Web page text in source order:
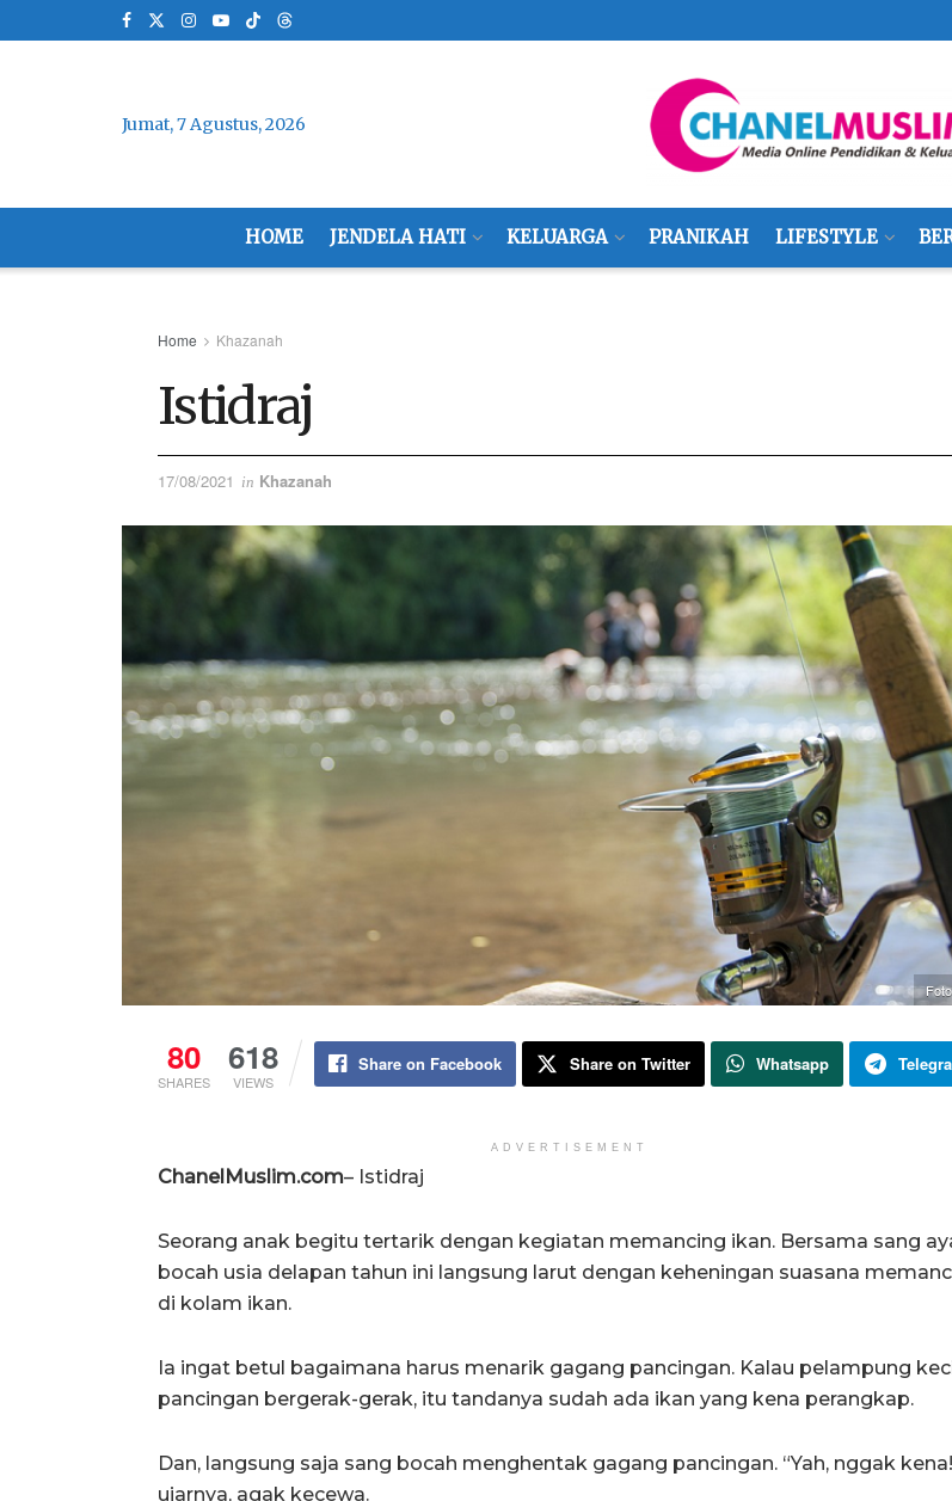
Jumat, 7 Agustus, 2026
HOME JENDELA HATI KELUARGA PRANIKAH LIFESTYLE
Home Khazanah
Istidraj
17/08/2021 in Khazanah
80
SHARES
618
VIEWS
Share on Facebook Share on Twitter Whatsapp
ADVERTISEMENT
ChanelMuslim.com– Istidraj
Seorang anak begitu tertarik dengan kegiatan memancing ikan. Bersama sang
bocah usia delapan tahun ini langsung larut dengan keheningan suasana
di kolam ikan.
Ia ingat betul bagaimana harus menarik gagang pancingan. Kalau pelampung
pancingan bergerak-gerak, itu tandanya sudah ada ikan yang kena perangkap.
Dan, langsung saja sang bocah menghentak gagang pancingan. “Yah, nggak
ujarnya, agak kecewa.